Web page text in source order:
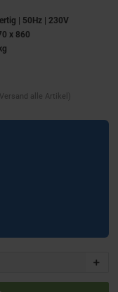
| 50Hz | 230V
x 860
alle Artikel)